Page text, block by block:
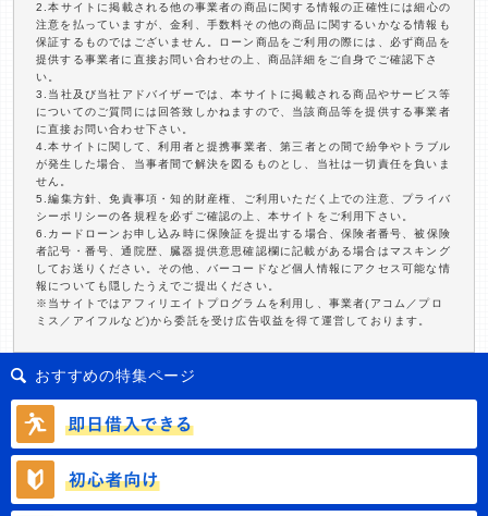
2.本サイトに掲載される他の事業者の商品に関する情報の正確性には細心の
注意を払っていますが、金利、手数料その他の商品に関するいかなる情報も
保証するものではございません。ローン商品をご利用の際には、必ず商品を
提供する事業者に直接お問い合わせの上、商品詳細をご自身でご確認下さ
い。
3.当社及び当社アドバイザーでは、本サイトに掲載される商品やサービス等
についてのご質問には回答致しかねますので、当該商品等を提供する事業者
に直接お問い合わせ下さい。
4.本サイトに関して、利用者と提携事業者、第三者との間で紛争やトラブル
が発生した場合、当事者間で解決を図るものとし、当社は一切責任を負いま
せん。
5.編集方針、免責事項・知的財産権、ご利用いただく上での注意、プライバ
シーポリシーの各規程を必ずご確認の上、本サイトをご利用下さい。
6.カードローンお申し込み時に保険証を提出する場合、保険者番号、被保険
者記号・番号、通院歴、臓器提供意思確認欄に記載がある場合はマスキング
してお送りください。その他、バーコードなど個人情報にアクセス可能な情
報についても隠したうえでご提出ください。
※当サイトではアフィリエイトプログラムを利用し、事業者(アコム／プロ
ミス／アイフルなど)から委託を受け広告収益を得て運営しております。
おすすめの特集ページ